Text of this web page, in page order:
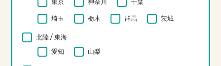
東京
神奈川 千葉
埼玉 栃木 群馬 茨城
北陸 / 東海
愛知
山梨